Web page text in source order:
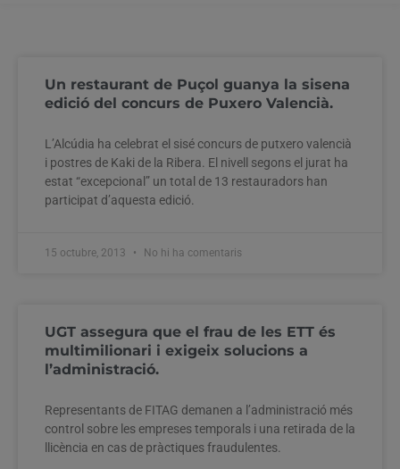
Un restaurant de Puçol guanya la sisena
edició del concurs de Puxero Valencià.
L’Alcúdia ha celebrat el sisé concurs de putxero valencià
i postres de Kaki de la Ribera. El nivell segons el jurat ha
estat “excepcional” un total de 13 restauradors han
participat d’aquesta edició.
15 octubre, 2013 No hi ha comentaris
UGT assegura que el frau de les ETT és
multimilionari i exigeix solucions a
l’administració.
Representants de FITAG demanen a l’administració més
control sobre les empreses temporals i una retirada de la
llicència en cas de pràctiques fraudulentes.